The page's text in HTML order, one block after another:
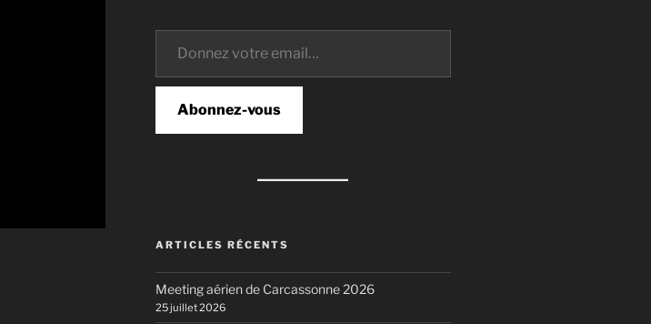
Donnez votre email…
Abonnez-vous
ARTICLES RÉCENTS
Meeting aérien de Carcassonne 2026
25 juillet 2026